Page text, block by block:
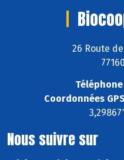
26 Route
Téléphone
Coordonnées
Nous suivre sur